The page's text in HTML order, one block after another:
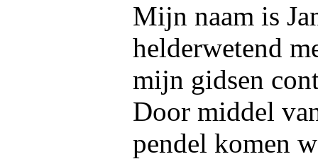
Mijn naam is
helderwetend
mijn gidsen
Door middel
pendel komen